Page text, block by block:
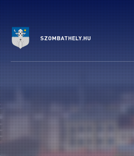
Szombathely
Megyei
Jogú
Város
hivatalos
honlapja.
SZOMBATHELY.HU